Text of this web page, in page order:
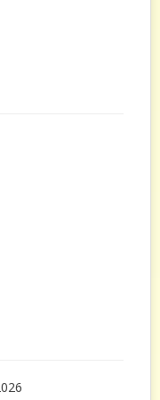
только в
данной категории